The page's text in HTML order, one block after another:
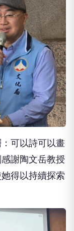
可以詩可以畫
謝陶文岳教授
得以持續探索